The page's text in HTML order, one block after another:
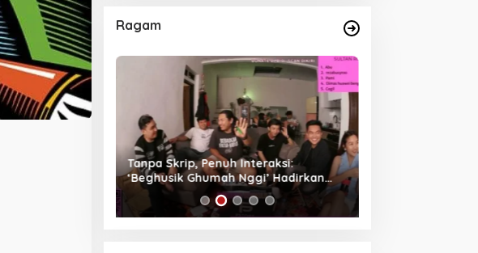
Ragam
Tanpa Skrip, Penuh Interaksi:
‘Beghusik Ghumah Nggi’ Hadirkan
Ruang Digital Seperti Rumah Sendiri